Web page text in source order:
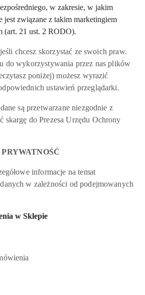
w zakresie, w jakim
jest związane z takim marketingiem
(art. 21 ust. 2 RODO).
chcesz skorzystać ze swoich praw.
do wykorzystywania przez nas plików
poniżej) możesz wyrazić
ustawień przeglądarki.
są przetwarzane niezgodnie z
skargę do Prezesa Urzędu Ochrony
informacje na temat
w zależności od podejmowanych
w Sklepie